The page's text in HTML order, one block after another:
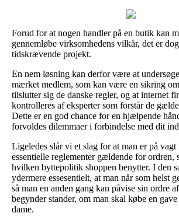
Forud for at nogen handler på en butik kan
gennemløbe virksomhedens vilkår, det er
tidskrævende projekt.
En nem løsning kan derfor være at
mærket medlem, som kan være en sikring
tilslutter sig de danske regler, og at internet
kontrolleres af eksperter som forstår de
Dette er en god chance for en hjælpende
forvoldes dilemmaer i forbindelse med dit
Ligeledes slår vi et slag for at man er på vagt
essentielle reglementer gældende for ordren,
hvilken byttepolitik shoppen benytter. I den
ydermere essesentielt, at man når som helst
så man en anden gang kan påvise sin ordre
begynder stander, om man skal købe en
dame.